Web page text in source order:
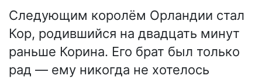
Следующим королём Орландии стал
Кор, родившийся на двадцать минут
раньше Корина. Его брат был только
рад — ему никогда не хотелось